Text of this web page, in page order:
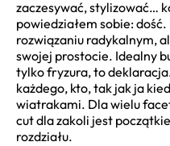
zaczesywać, stylizować…
powiedziałem sobie:
rozwiązaniu radykalnym,
swojej prostocie. Idealny
tylko fryzura, to
każdego, kto, tak jak ja
wiatrakami. Dla wielu
cut dla zakoli jest
rozdziału.